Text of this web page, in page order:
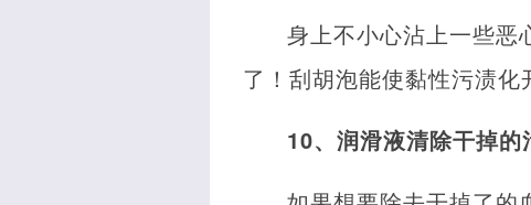
身上不小心沾上一些恶
了！刮胡泡能使黏性污渍化
10、润滑液清除干掉的